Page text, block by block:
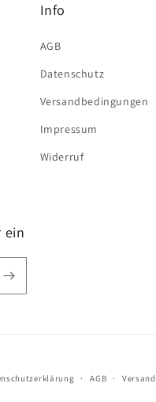
Info
AGB
Datenschutz
Versandbedingungen
Impressum
Widerruf
ein
AGB Versand